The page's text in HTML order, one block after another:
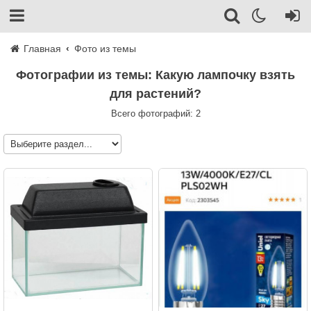
Главная Фото из темы
Фотографии из темы: Какую лампочку взять
для растений?
Всего фотографий: 2